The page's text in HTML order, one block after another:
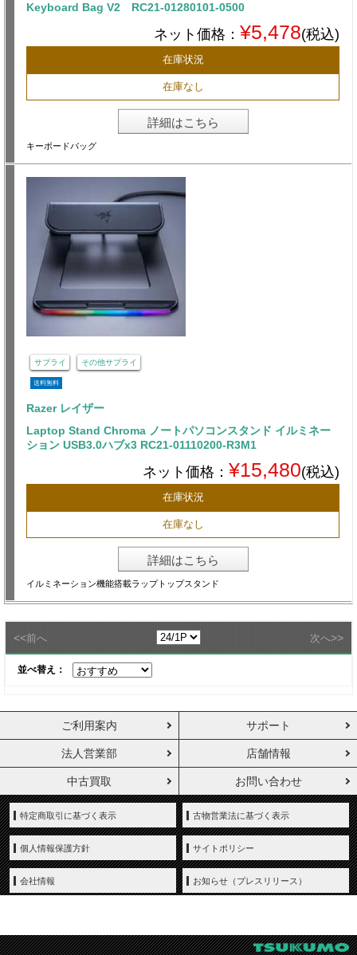
Keyboard Bag V2 RC21-01280101-0500
ネット価格： ¥5,478(税込)
在庫状況
在庫なし
詳細はこちら
キーボードバッグ
サプライ その他サプライ
送料無料
Razer レイザー
Laptop Stand Chroma ノートパソコンスタンド イルミネー
ション USB3.0ハブx3 RC21-01110200-R3M1
ネット価格： ¥15,480(税込)
在庫状況
在庫なし
詳細はこちら
イルミネーション機能搭載ラップトップスタンド
<<前へ 次へ>>
並べ替え：
ご利用案内 サポート
法人営業部 店舗情報
中古買取 お問い合わせ
特定商取引に基づく表示 古物営業法に基づく表示
個人情報保護方針 サイトポリシー
会社情報 お知らせ（プレスリリース）